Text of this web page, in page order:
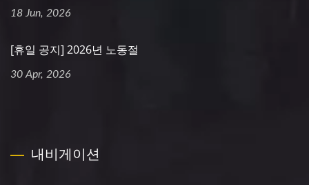
18 Jun, 2026
[휴일 공지] 2026년 노동절
30 Apr, 2026
내비게이션